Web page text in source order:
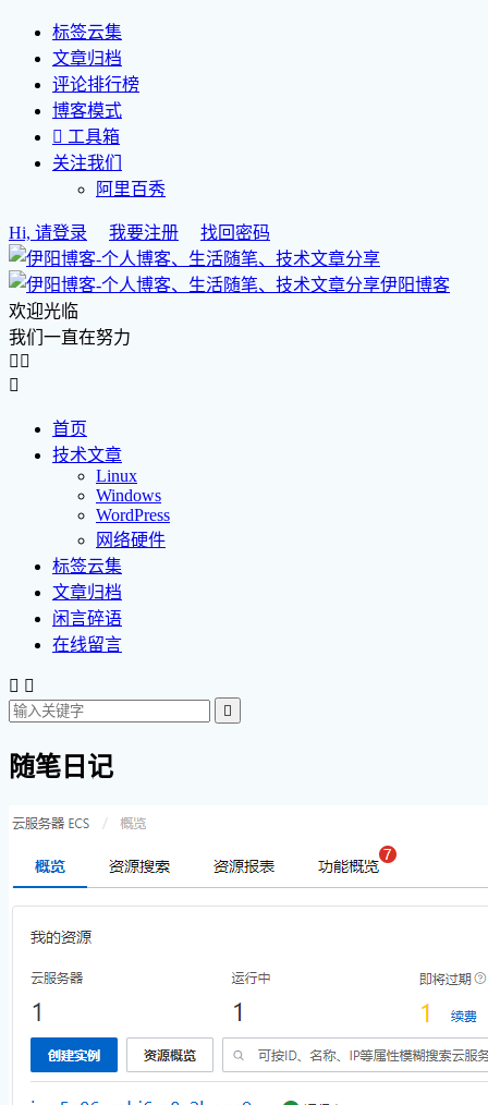
标签云集
文章归档
评论排行榜
博客模式
 工具箱
关注我们
阿里百秀
Hi, 请登录 我要注册 找回密码
伊阳博客
欢迎光临
我们一直在努力
 

首页
技术文章
Linux
Windows
WordPress
网络硬件
标签云集
文章归档
闲言碎语
在线留言
 

随笔日记